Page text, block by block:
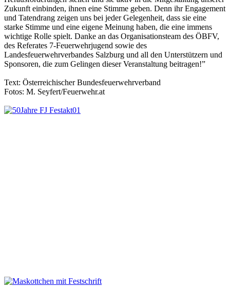
Zukunft einbinden, ihnen eine Stimme geben. Denn ihr Engagement
und Tatendrang zeigen uns bei jeder Gelegenheit, dass sie eine
starke Stimme und eine eigene Meinung haben, die eine immens
wichtige Rolle spielt. Danke an das Organisationsteam des ÖBFV,
des Referates 7-Feuerwehrjugend sowie des
Landesfeuerwehrverbandes Salzburg und all den Unterstützern und
Sponsoren, die zum Gelingen dieser Veranstaltung beitragen!”
Text: Österreichischer Bundesfeuerwehrverband
Fotos: M. Seyfert/Feuerwehr.at